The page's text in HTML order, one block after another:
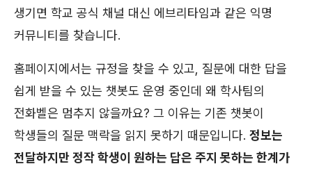
생기면 학교 공식 채널 대신 에브리타임과 같은 익명
커뮤니티를 찾습니다.
홈페이지에서는 규정을 찾을 수 있고, 질문에 대한 답을
쉽게 받을 수 있는 챗봇도 운영 중인데 왜 학사팀의
전화벨은 멈추지 않을까요? 그 이유는 기존 챗봇이
학생들의 질문 맥락을 읽지 못하기 때문입니다. 정보는
전달하지만 정작 학생이 원하는 답은 주지 못하는 한계가